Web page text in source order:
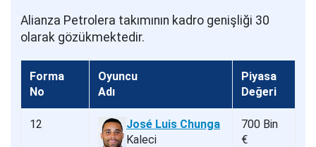
Alianza Petrolera takımının kadro genişliği 30
olarak gözükmektedir.
Forma
No
Oyuncu
Adı
Piyasa
Değeri
12
José Luis Chunga
Kaleci
700 Bin
€